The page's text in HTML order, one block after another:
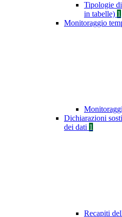
Tipologie
in tabelle) 1
Monitoraggio
Dichiarazioni
dei dati 1
Recapiti